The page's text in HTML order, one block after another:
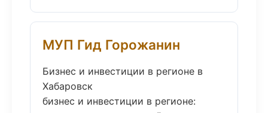
МУП Гид Горожанин
Бизнес и инвестиции в регионе в
Хабаровск
бизнес и инвестиции в регионе: